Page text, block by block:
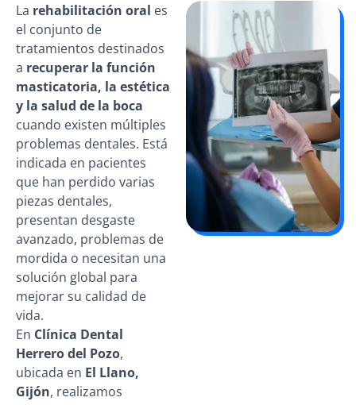
La rehabilitación oral es
el conjunto de
tratamientos destinados
a recuperar la función
masticatoria, la estética
y la salud de la boca
cuando existen múltiples
problemas dentales. Está
indicada en pacientes
que han perdido varias
piezas dentales,
presentan desgaste
avanzado, problemas de
mordida o necesitan una
solución global para
mejorar su calidad de
vida.
En Clínica Dental
Herrero del Pozo,
ubicada en El Llano,
Gijón, realizamos